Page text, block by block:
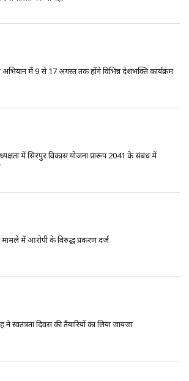
में 9 से 17 अगस्त तक होंगे विभिन्न देशभक्ति कार्यक्रम
में सिरपुर विकास योजना प्रारूप 2041 के संबंध में
मामले में आरोपी के विरुद्ध प्रकरण दर्ज
दिवस की तैयारियों का लिया जायजा